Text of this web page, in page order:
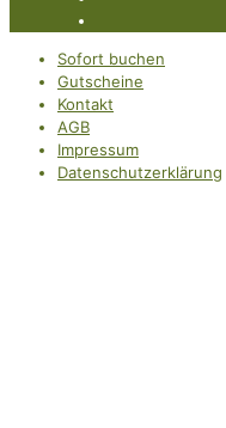
Sofort buchen
Gutscheine
Kontakt
AGB
Impressum
Datenschutzerklärung